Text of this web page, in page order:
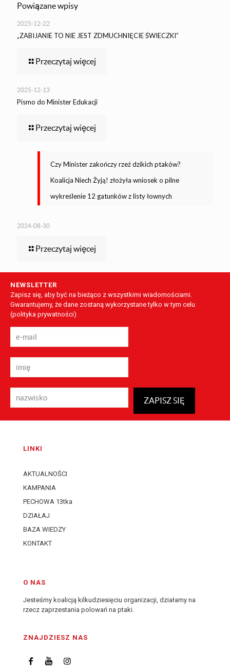
Powiązane wpisy
2025-12-22
„ZABIJANIE TO NIE JEST ZDMUCHNIĘCIE ŚWIECZKI”
Przeczytaj więcej
2025-12-13
Pismo do Minister Edukacji
Przeczytaj więcej
Czy Minister zakończy rzeź dzikich ptaków?
Koalicja Niech Żyją! złożyła wniosek o pilne
wykreślenie 12 gatunków z listy łownych
2024-08-30
Przeczytaj więcej
NEWSLETTER
Zapisz się, aby być na bieżąco z wszystkimi wiadomościami.
Gwarantujemy, że dane zostaną wykorzystane tylko w tym celu
(polityka prywatności)
LINKI
AKTUALNOŚCI
KAMPANIA
PECHOWA 13tka
DZIAŁAJ
BAZA WIEDZY
KONTAKT
O NAS
Jesteśmy koalicją kilkudziesięciu organizacji, działamy na
rzecz zaprzestania polowań na ptaki.
ZNAJDZIESZ NAS